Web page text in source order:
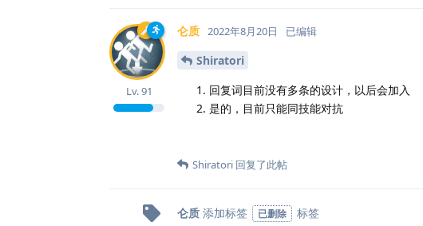
仑质
Lv.91
2022年8月20日 已编辑
Shiratori
回复词目前没有多条的设计，以后会加入
是的，目前只能同技能对抗
Shiratori 回复了此帖
仑质 添加标签 已删除 标签